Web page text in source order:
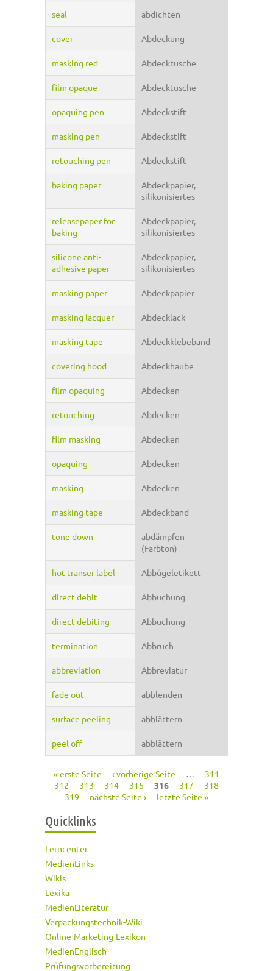
seal abdichten
cover Abdeckung
masking red Abdecktusche
film opaque Abdecktusche
opaquing pen Abdeckstift
masking pen Abdeckstift
retouching pen Abdeckstift
baking paper
Abdeckpapier,
silikonisiertes
releasepaper for
baking
Abdeckpapier,
silikonisiertes
silicone anti-
adhesive paper
Abdeckpapier,
silikonisiertes
masking paper Abdeckpapier
masking lacquer Abdecklack
masking tape Abdeckklebeband
covering hood Abdeckhaube
film opaquing Abdecken
retouching Abdecken
film masking Abdecken
opaquing Abdecken
masking Abdecken
masking tape Abdeckband
tone down
abdämpfen
(Farbton)
hot transer label Abbügeletikett
direct debit Abbuchung
direct debiting Abbuchung
termination Abbruch
abbreviation Abbreviatur
fade out abblenden
surface peeling abblättern
peel off abblättern
Seiten
« erste Seite ‹ vorherige Seite …
311
312
313 314 315 316 317
318
319
nächste Seite › letzte Seite »
Quicklinks
Lerncenter
MedienLinks
Wikis
Lexika
MedienLiteratur
Verpackungstechnik-Wiki
Online-Marketing-Lexikon
MedienEnglisch
Prüfungsvorbereitung